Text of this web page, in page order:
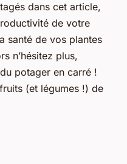
dans cet article,
de votre
santé de vos plantes
n’hésitez plus,
potager en carré !
(et légumes !) de